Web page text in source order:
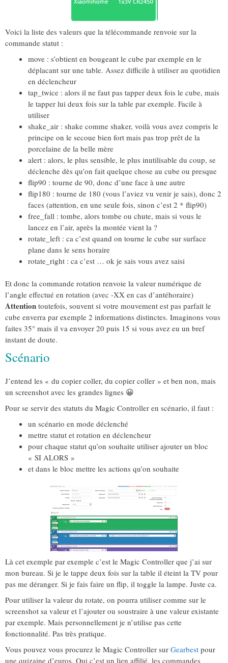
Voici la liste des valeurs que la télécommande renvoie sur la
commande statut :
move : s’obtient en bougeant le cube par exemple en le
déplacant sur une table. Assez difficile à utiliser au quotidien
en déclencheur
tap_twice : alors il ne faut pas tapper deux fois le cube, mais
le tapper lui deux fois sur la table par exemple. Facile à
utiliser
shake_air : shake comme shaker, voilà vous avez compris le
principe on le secoue bien fort mais pas trop prêt de la
porcelaine de la belle mère
alert : alors, le plus sensible, le plus inutilisable du coup, se
déclenche dès qu’on fait quelque chose au cube ou presque
flip90 : tourne de 90, donc d’une face à une autre
flip180 : tourne de 180 (vous l’aviez vu venir je sais), donc 2
faces (attention, en une seule fois, sinon c’est 2 * flip90)
free_fall : tombe, alors tombe ou chute, mais si vous le
lancez en l’air, après la montée vient la ?
rotate_left : ca c’est quand on tourne le cube sur surface
plane dans le sens horaire
rotate_right : ca c’est … ok je sais vous avez saisi
Et donc la commande rotation renvoie la valeur numérique de
l’angle effectué en rotation (avec -XX en cas d’antéhoraire)
Attention toutefois, souvent si votre mouvement est pas parfait le
cube enverra par exemple 2 informations distinctes. Imaginons vous
faites 35° mais il va envoyer 20 puis 15 si vous avez eu un bref
instant de doute.
Scénario
J’entend les « du copier coller, du copier coller » et ben non, mais
un screenshot avec les grandes lignes 😀
Pour se servir des statuts du Magic Controller en scénario, il faut :
un scénario en mode déclenché
mettre statut et rotation en déclencheur
pour chaque statut qu’on souhaite utiliser ajouter un bloc
« SI ALORS »
et dans le bloc mettre les actions qu’on souhaite
Là cet exemple par exemple c’est le Magic Controller que j’ai sur
mon bureau. Si je le tappe deux fois sur la table il éteint la TV pour
pas me déranger. Si je fais faire un flip, il toggle la lampe. Juste ca.
Pour utiliser la valeur du rotate, on pourra utiliser comme sur le
screenshot sa valeur et l’ajouter ou soustraire à une valeur existante
par exemple. Mais personnellement je n’utilise pas cette
fonctionnalité. Pas très pratique.
Vous pouvez vous procurez le Magic Controller sur Gearbest pour
une quizaine d’euros. Oui c’est un lien affilié, les commandes